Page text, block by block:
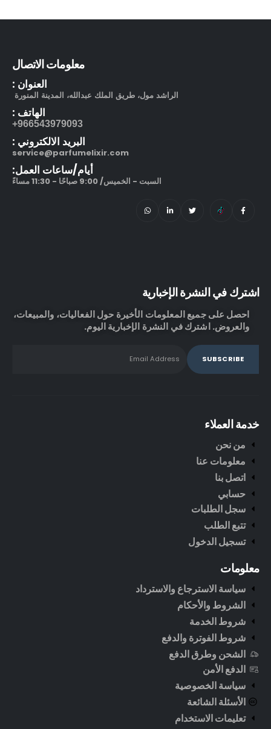
معلومات الاتصال
العنوان :
الراشد مول، طريق الملك عبدالله، المدينة المنورة
الهاتف :
966543979093+
البريد الالكتروني :
service@parfumelixir.com
أيام/ساعات العمل:
السبت - الخميس/ 9:00 صباحًا - 11:30 مساءً
اشترك في النشرة الإخبارية
احصل على جميع المعلومات الأخيرة حول الفعاليات، والمبيعات،
والعروض. اشترك في النشرة الإخبارية اليوم.
خدمة العملاء
من نحن
معلومات عنا
اتصل بنا
حسابي
سجل الطلبات
تتبع الطلب
تسجيل الدخول
معلومات
سياسة الاسترجاع والاسترداد
الشروط والأحكام
شروط الخدمة
شروط الفوترة والدفع
الشحن وطرق الدفع
الدفع الأمن
سياسة الخصوصية
الأسئلة الشائعة
تعليمات الاستخدام